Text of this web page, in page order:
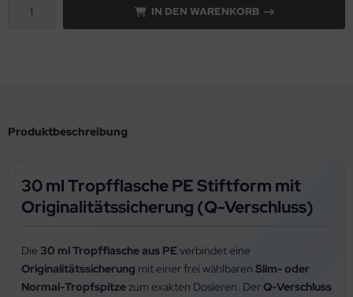
IN DEN WARENKORB
Produktbeschreibung
30 ml Tropfflasche PE Stiftform mit
Originalitätssicherung (Q-Verschluss)
Die 30 ml Tropfflasche aus PEverbindet eine
Originalitätssicherung mit einer frei wählbaren Slim- oder
Normal-Tropfspitzezum exakten Dosieren. DerQ-Verschluss